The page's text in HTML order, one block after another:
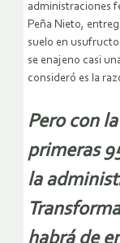
administraciones
Peña Nieto,
suelo en
se enajeno casi
consideró es la
Pero con
primeras
la
habrá de